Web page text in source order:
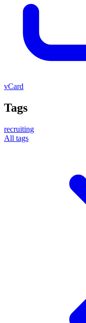
vCard
Tags
recruiting
All tags